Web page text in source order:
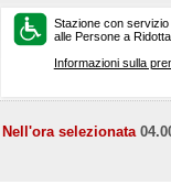
Stazione con
alle Persone a Ridotta
Informazioni sulla
Nell'ora selezionata